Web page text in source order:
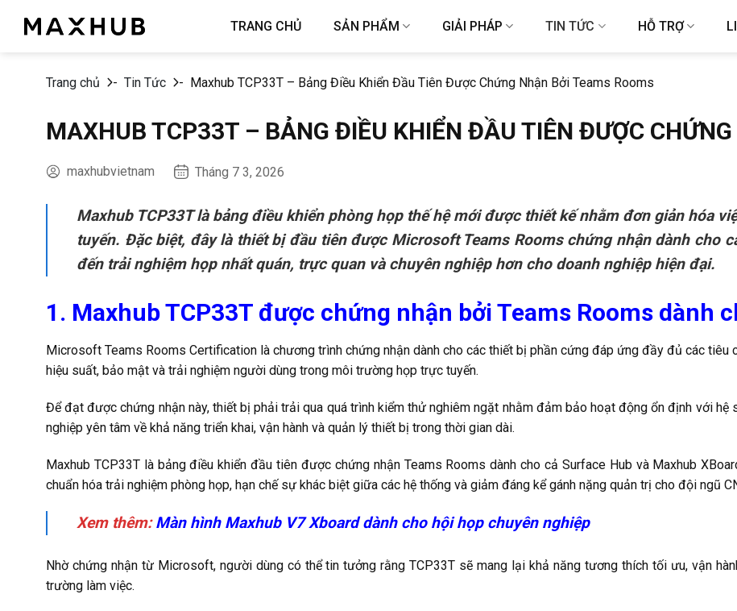
TRANG CHỦ SẢN PHẨM GIẢI PHÁP TIN TỨC HỖ TRỢ
Trang chủ - Tin Tức - Maxhub TCP33T – Bảng Điều Khiển Đầu Tiên Được Chứng Nhận Bởi Teams Rooms
MAXHUB TCP33T – BẢNG ĐIỀU KHIỂN ĐẦU TIÊN ĐƯỢC
maxhubvietnam Tháng 7 3, 2026
Maxhub TCP33T là bảng điều khiển phòng họp thế hệ mới được thiết kế nhằm đơn giản hóa
tuyến. Đặc biệt, đây là thiết bị đầu tiên được Microsoft Teams Rooms chứng nhận dành cho
đến trải nghiệm họp nhất quán, trực quan và chuyên nghiệp hơn cho doanh nghiệp hiện đại.
1. Maxhub TCP33T được chứng nhận bởi Teams Rooms dành
Microsoft Teams Rooms Certification là chương trình chứng nhận dành cho các thiết bị phần cứng đáp ứng đầy đủ các
hiệu suất, bảo mật và trải nghiệm người dùng trong môi trường họp trực tuyến.
Để đạt được chứng nhận này, thiết bị phải trải qua quá trình kiểm thử nghiêm ngặt nhằm đảm bảo hoạt động ổn định với
nghiệp yên tâm về khả năng triển khai, vận hành và quản lý thiết bị trong thời gian dài.
Maxhub TCP33T là bảng điều khiển đầu tiên được chứng nhận Teams Rooms dành cho cả Surface Hub và Maxhub
chuẩn hóa trải nghiệm phòng họp, hạn chế sự khác biệt giữa các hệ thống và giảm đáng kể gánh nặng quản trị cho đội ngũ
Xem thêm: Màn hình Maxhub V7 Xboard dành cho hội họp chuyên nghiệp
Nhờ chứng nhận từ Microsoft, người dùng có thể tin tưởng rằng TCP33T sẽ mang lại khả năng tương thích tối ưu, vận
trường làm việc.